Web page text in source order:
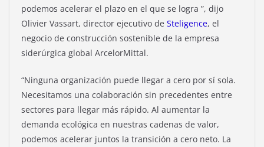
podemos acelerar el plazo en el que se logra ”, dijo
Olivier Vassart, director ejecutivo de Steligence, el
negocio de construcción sostenible de la empresa
siderúrgica global ArcelorMittal.
“Ninguna organización puede llegar a cero por sí sola.
Necesitamos una colaboración sin precedentes entre
sectores para llegar más rápido. Al aumentar la
demanda ecológica en nuestras cadenas de valor,
podemos acelerar juntos la transición a cero neto. La